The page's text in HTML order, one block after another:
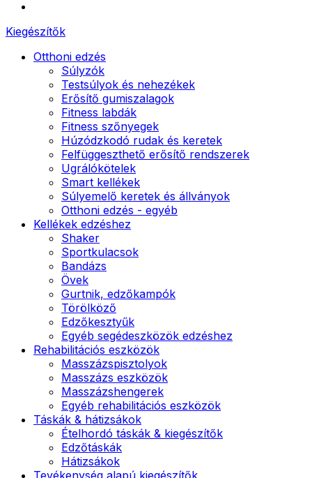
Kiegészítők
Otthoni edzés
Súlyzók
Testsúlyok és nehezékek
Erősítő gumiszalagok
Fitness labdák
Fitness szőnyegek
Húzódzkodó rudak és keretek
Felfüggeszthető erősítő rendszerek
Ugrálókötelek
Smart kellékek
Súlyemelő keretek és állványok
Otthoni edzés - egyéb
Kellékek edzéshez
Shaker
Sportkulacsok
Bandázs
Övek
Gurtnik, edzőkampók
Törölköző
Edzőkesztyűk
Egyéb segédeszközök edzéshez
Rehabilitációs eszközök
Masszázspisztolyok
Masszázs eszközök
Masszázshengerek
Egyéb rehabilitációs eszközök
Táskák & hátizsákok
Ételhordó táskák & kiegészítők
Edzőtáskák
Hátizsákok
Tevékenység alapú kiegészítők